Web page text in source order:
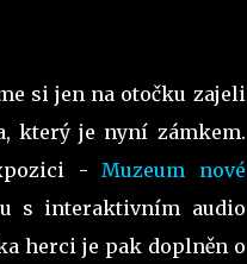
si jen na otočku zajeli
který je nyní zámkem.
-Muzeum nové
s interaktivním audio
herci je pak doplněn o